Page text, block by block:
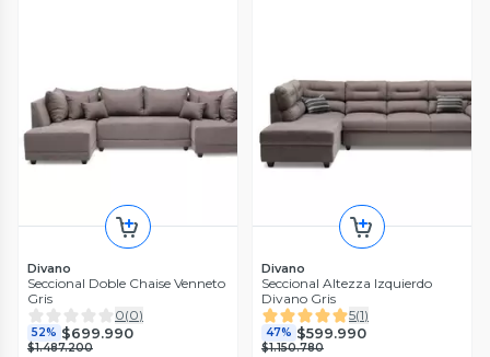
Divano
Seccional Doble Chaise Venneto
Gris
0(0)
52% $699.990
$1.487.200
Divano
Seccional Altezza Izquierdo
Divano Gris
5(1)
47% $599.990
$1.150.780